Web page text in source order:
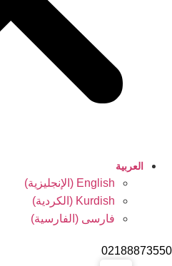
العربية
English
( الإنجليزية)
Kurdish
( الكردية)
فارسی ( الفارسية)